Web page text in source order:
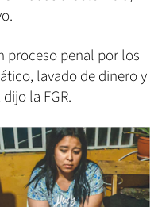
proceso penal por los
lavado de dinero y
la FGR.